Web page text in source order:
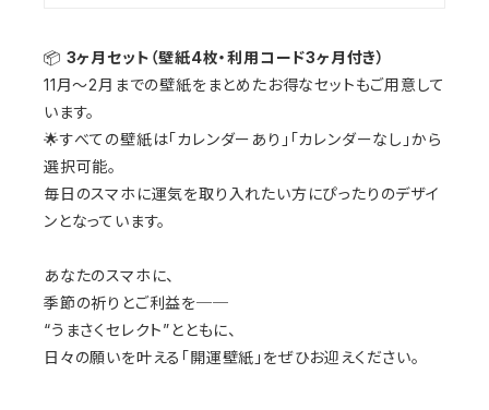
📦 3ヶ月セット（壁紙4枚・利用コード3ヶ月付き）
11月〜2月までの壁紙をまとめたお得なセットもご用意して
います。
🌟すべての壁紙は「カレンダーあり」「カレンダーなし」から
選択可能。
毎日のスマホに運気を取り入れたい方にぴったりのデザイ
ンとなっています。
あなたのスマホに、
季節の祈りとご利益を──
“うまさくセレクト”とともに、
日々の願いを叶える「開運壁紙」をぜひお迎えください。